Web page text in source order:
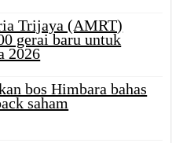
Trijaya (AMRT)
gerai baru untuk
2026
bos Himbara bahas
saham